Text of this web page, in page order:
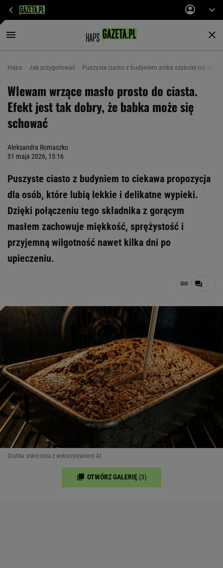
Haps Jak przygotować Puszyste ciasto z budyniem znika szybciej niż
Wlewam wrzące masło prosto do ciasta.
Efekt jest tak dobry, że babka może się
schować
Aleksandra Romaszko
31 maja 2026, 15:16
Puszyste ciasto z budyniem to ciekawa propozycja
dla osób, które lubią lekkie i delikatne wypieki.
Dzięki połączeniu tego składnika z gorącym
masłem zachowuje miękkość, sprężystość i
przyjemną wilgotność nawet kilka dni po
upieczeniu.
Grafika stworzona z wykorzystaniem AI
OTWÓRZ GALERIĘ (3)